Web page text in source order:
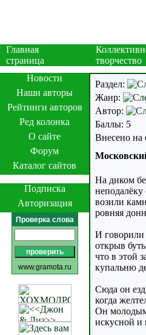
Главная
страница
творчество
Новости
Наши авторы
Рейтинги авторов
Ред колонка
О сайте
Форум
Каталог сайтов
Подписка
Авторизация
Проверка слова
www.gramota.ru
Раздел:
Жанр:
Автор:
Баллы: 5
Внесено на
На диком
возили
ровняя
И
открыв
что в этой
купальню
Сюда он
когда
Он
искусной и